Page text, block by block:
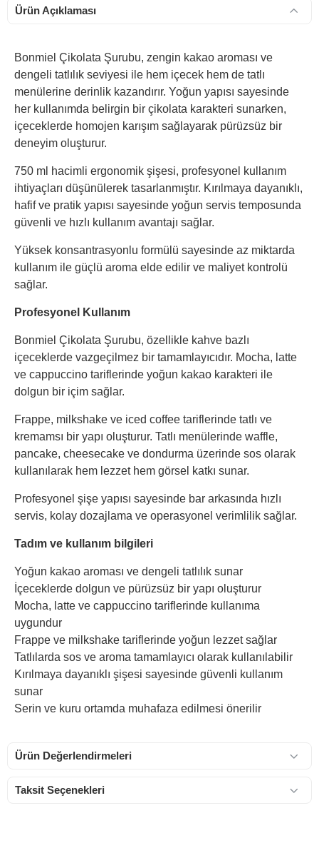
Ürün Açıklaması
Bonmiel Çikolata Şurubu, zengin kakao aroması ve
dengeli tatlılık seviyesi ile hem içecek hem de tatlı
menülerine derinlik kazandırır. Yoğun yapısı sayesinde
her kullanımda belirgin bir çikolata karakteri sunarken,
içeceklerde homojen karışım sağlayarak pürüzsüz bir
deneyim oluşturur.
750 ml hacimli ergonomik şişesi, profesyonel kullanım
ihtiyaçları düşünülerek tasarlanmıştır. Kırılmaya dayanıklı,
hafif ve pratik yapısı sayesinde yoğun servis temposunda
güvenli ve hızlı kullanım avantajı sağlar.
Yüksek konsantrasyonlu formülü sayesinde az miktarda
kullanım ile güçlü aroma elde edilir ve maliyet kontrolü
sağlar.
Profesyonel Kullanım
Bonmiel Çikolata Şurubu, özellikle kahve bazlı
içeceklerde vazgeçilmez bir tamamlayıcıdır. Mocha, latte
ve cappuccino tariflerinde yoğun kakao karakteri ile
dolgun bir içim sağlar.
Frappe, milkshake ve iced coffee tariflerinde tatlı ve
kremamsı bir yapı oluşturur. Tatlı menülerinde waffle,
pancake, cheesecake ve dondurma üzerinde sos olarak
kullanılarak hem lezzet hem görsel katkı sunar.
Profesyonel şişe yapısı sayesinde bar arkasında hızlı
servis, kolay dozajlama ve operasyonel verimlilik sağlar.
Tadım ve kullanım bilgileri
Yoğun kakao aroması ve dengeli tatlılık sunar
İçeceklerde dolgun ve pürüzsüz bir yapı oluşturur
Mocha, latte ve cappuccino tariflerinde kullanıma
uygundur
Frappe ve milkshake tariflerinde yoğun lezzet sağlar
Tatlılarda sos ve aroma tamamlayıcı olarak kullanılabilir
Kırılmaya dayanıklı şişesi sayesinde güvenli kullanım
sunar
Serin ve kuru ortamda muhafaza edilmesi önerilir
Ürün Değerlendirmeleri
Taksit Seçenekleri